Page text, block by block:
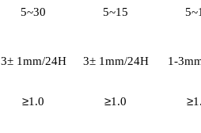
5~30 5~15
3± 1mm/24H 3± 1mm/24H 1-
≥1.0 ≥1.0 ≥